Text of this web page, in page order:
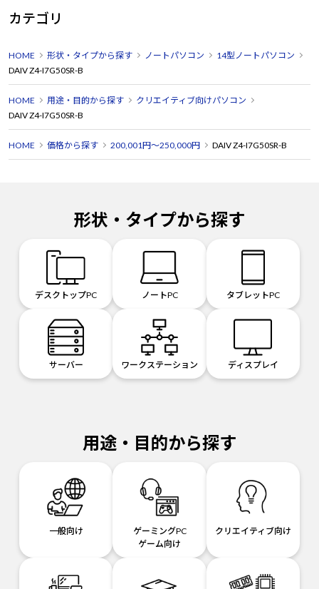
カテゴリ
HOME 形状・タイプから探す ノートパソコン
14型ノートパソコン
DAIV Z4-I7G50SR-B
HOME 用途・目的から探す
クリエイティブ向けパソコン
DAIV Z4-I7G50SR-B
HOME 価格から探す 200,001円～250,000円 DAIV Z4-I7G50SR-B
形状・タイプから探す
デスクトップPC ノートPC タブレットPC
サーバー ワークステーション ディスプレイ
用途・目的から探す
一般向け
ゲーミングPC
ゲーム向け
クリエイティブ向け